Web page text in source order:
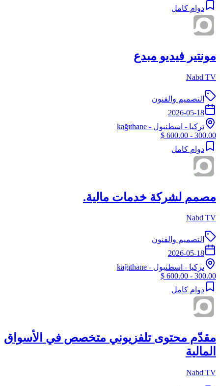
دوام كامل
مونتير فيديو مبدع
Nabd TV
التصميم والفنون
2026-05-18
تركيا - اسطنبول - kağıthane
300.00 - 600.00 $
دوام كامل
مصمم لشركة خدمات مالية.
Nabd TV
التصميم والفنون
2026-05-18
تركيا - اسطنبول - kağıthane
300.00 - 600.00 $
دوام كامل
مقدّم محتوى تلفزيوني متخصص في الأسواق
المالية
Nabd TV